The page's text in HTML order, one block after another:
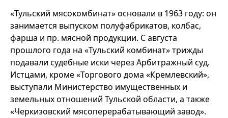
«Тульский мясокомбинат» основали в 1963 году: он
занимается выпуском полуфабрикатов, колбас,
фарша и пр. мясной продукции. С августа
прошлого года на «Тульский комбинат» трижды
подавали судебные иски через Арбитражный суд.
Истцами, кроме «Торгового дома «Кремлевский»,
выступали Министерство имущественных и
земельных отношений Тульской области, а также
«Черкизовский мясоперерабатывающий завод».